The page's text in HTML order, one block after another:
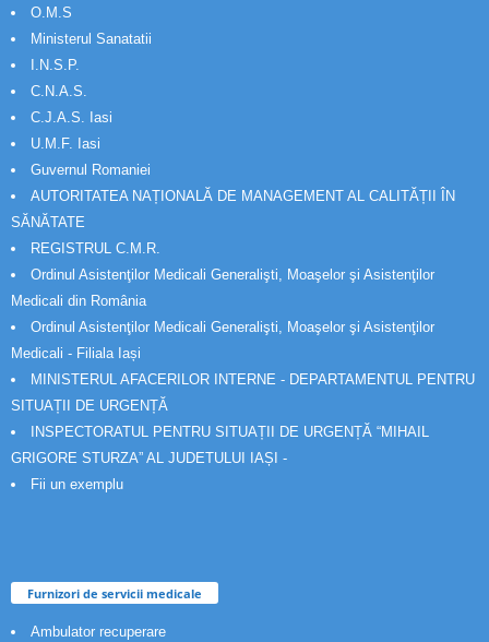
O.M.S
Ministerul Sanatatii
I.N.S.P.
C.N.A.S.
C.J.A.S. Iasi
U.M.F. Iasi
Guvernul Romaniei
AUTORITATEA NAȚIONALĂ DE MANAGEMENT AL CALITĂȚII ÎN
SĂNĂTATE
REGISTRUL C.M.R.
Ordinul Asistenţilor Medicali Generalişti, Moaşelor şi Asistenţilor
Medicali din România
Ordinul Asistenţilor Medicali Generalişti, Moaşelor şi Asistenţilor
Medicali - Filiala Iași
MINISTERUL AFACERILOR INTERNE - DEPARTAMENTUL PENTRU
SITUAȚII DE URGENȚĂ
INSPECTORATUL PENTRU SITUAȚII DE URGENȚĂ “MIHAIL
GRIGORE STURZA” AL JUDETULUI IAȘI -
Fii un exemplu
Furnizori de servicii medicale
Ambulator recuperare